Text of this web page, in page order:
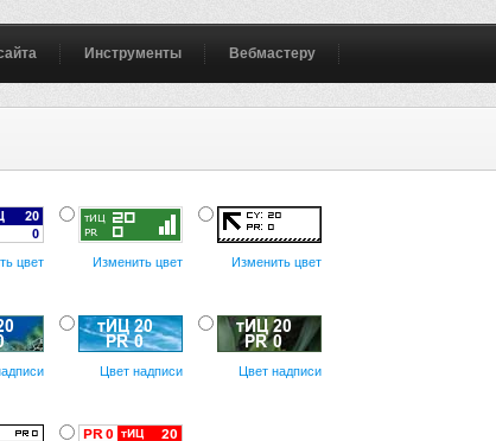
Инструменты Вебмастеру
цвет Изменить цвет Изменить цвет
Цвет надписи Цвет надписи